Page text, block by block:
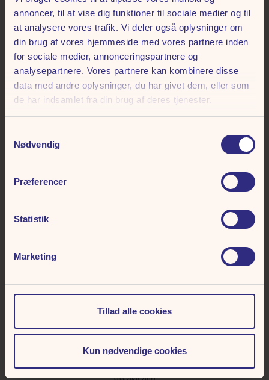
annoncer, til at vise dig funktioner til sociale medier og til
at analysere vores trafik. Vi deler også oplysninger om
din brug af vores hjemmeside med vores partnere inden
for sociale medier, annonceringspartnere og
analysepartnere. Vores partnere kan kombinere disse
data med andre oplysninger, du har givet dem, eller som
de har indsamlet fra din brug af deres tjenester.
Nødvendig
Præferencer
Statistik
Marketing
Tillad alle cookies
Kun nødvendige cookies
15.08.2026, 20.00